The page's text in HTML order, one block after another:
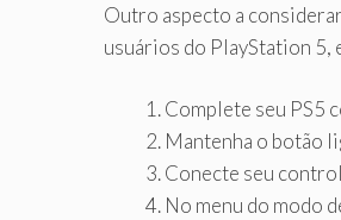
Outro aspecto a
usuários do PlayStation 5,
Complete seu PS5
Mantenha o botão
Conecte seu
No menu do modo